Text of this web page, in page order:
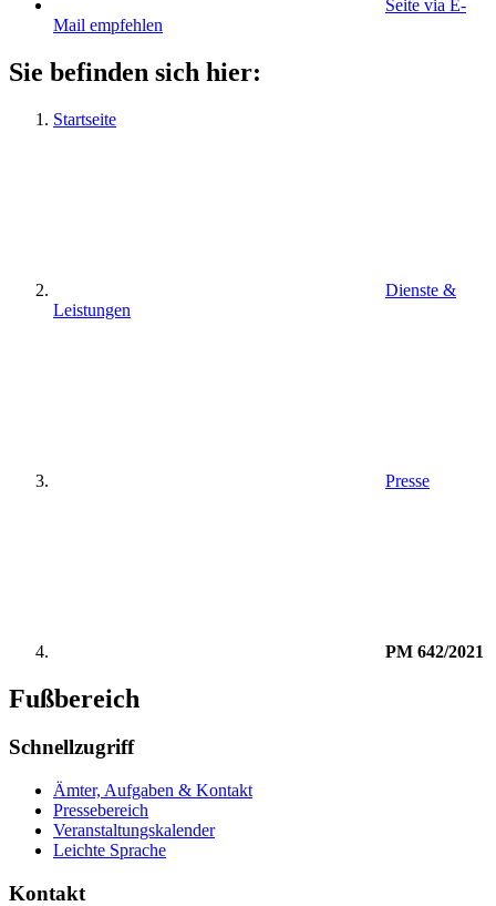
Seite via E-
Mail empfehlen
Sie befinden sich hier:
Startseite
Dienste &
Leistungen
Presse
PM 642/2021
Fußbereich
Schnellzugriff
Ämter, Aufgaben & Kontakt
Pressebereich
Veranstaltungskalender
Leichte Sprache
Kontakt